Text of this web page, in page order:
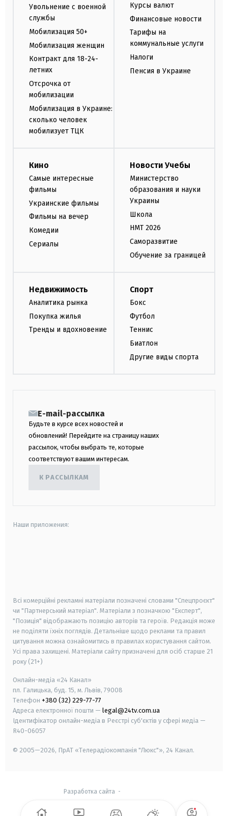
Увольнение с военной
службы
Мобилизация 50+
Мобилизация женщин
Контракт для 18-24-
летних
Отсрочка от
мобилизации
Мобилизация в Украине:
сколько человек
мобилизует ТЦК
Курсы валют
Финансовые новости
Тарифы на
коммунальные услуги
Налоги
Пенсия в Украине
Кино
Самые интересные
фильмы
Украинские фильмы
Фильмы на вечер
Комедии
Сериалы
Новости Учебы
Министерство
образования и науки
Украины
Школа
НМТ 2026
Саморазвитие
Обучение за границей
Недвижимость
Аналитика рынка
Покупка жилья
Тренды и вдохновение
Спорт
Бокс
Футбол
Теннис
Биатлон
Другие виды спорта
E-mail-рассылка
Будьте в курсе всех новостей и
обновлений! Перейдите на страницу наших
рассылок, чтобы выбрать те, которые
соответствуют вашим интересам.
К РАССЫЛКАМ
Наши приложения:
Всі комерційні рекламні матеріали позначені словами "Спецпроєкт"
чи "Партнерський матеріал". Матеріали з позначкою "Експерт",
"Позиція" відображають позицію авторів та героїв. Редакція може
не поділяти їхніх поглядів. Детальніше щодо реклами та правил
цитування можна ознайомитись в правилах користування сайтом.
Усі права захищені. Матеріали сайту призначені для осіб старше 21
року (21+)
Онлайн-медіа «24 Канал»
пл. Галицька, буд. 15, м. Львів, 79008
Телефон +380 (32) 229-77-77
Адреса електронної пошти — legal@24tv.com.ua
Ідентифікатор онлайн-медіа в Реєстрі суб'єктів у сфері медіа —
R40-06057
© 2005—2026, ПрАТ «Телерадіокомпанія "Люкс"», 24 Канал.
Разработка сайта -